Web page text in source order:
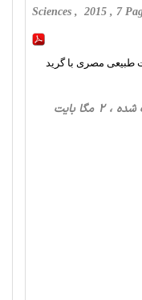
Sciences , 2015 , 7
طبیعی مصری با گرید
، کلیه گرایش ها، 11 صفحه فارسی تایپ شده ، 2 مگا بایت